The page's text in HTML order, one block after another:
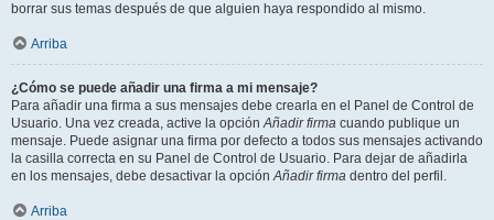
borrar sus temas después de que alguien haya respondido al mismo.
Arriba
¿Cómo se puede añadir una firma a mi mensaje?
Para añadir una firma a sus mensajes debe crearla en el Panel de Control de
Usuario. Una vez creada, active la opciónAñadir firma cuando publique un
mensaje. Puede asignar una firma por defecto a todos sus mensajes activando
la casilla correcta en su Panel de Control de Usuario. Para dejar de añadirla
en los mensajes, debe desactivar la opciónAñadir firma dentro del perfil.
Arriba